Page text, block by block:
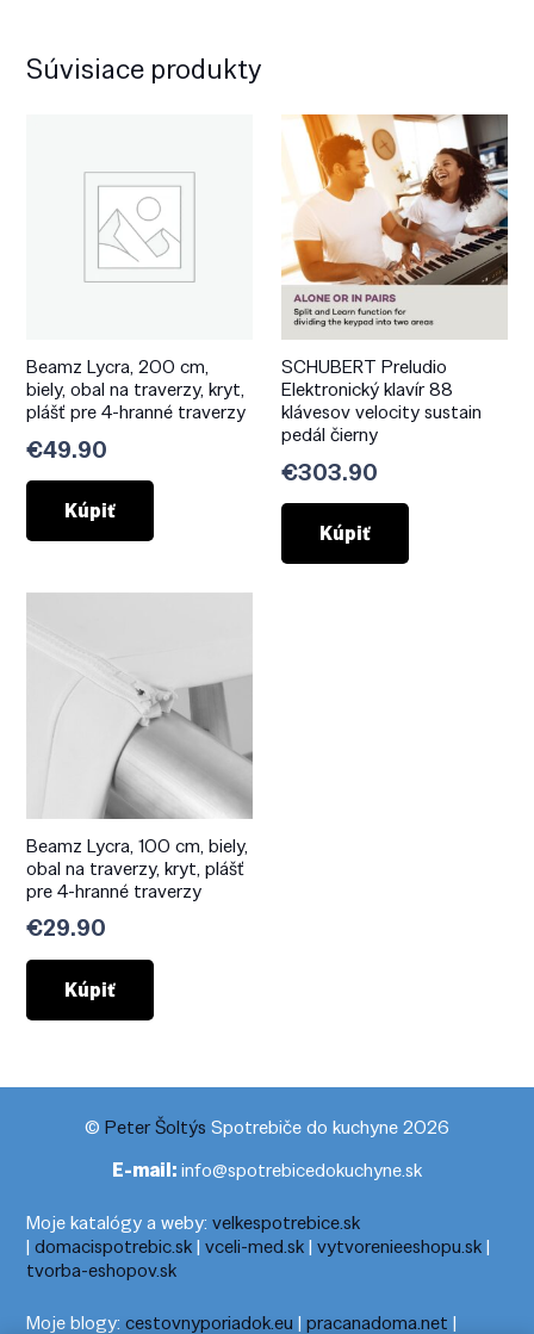
Súvisiace produkty
Beamz Lycra, 200 cm,
biely, obal na traverzy, kryt,
plášť pre 4-hranné traverzy
€49.90
Kúpiť
SCHUBERT Preludio
Elektronický klavír 88
klávesov velocity sustain
pedál čierny
€303.90
Kúpiť
Beamz Lycra, 100 cm, biely,
obal na traverzy, kryt, plášť
pre 4-hranné traverzy
€29.90
Kúpiť
© Peter Šoltýs Spotrebiče do kuchyne 2026
E-mail:info@spotrebicedokuchyne.sk
Moje katalógy a weby:velkespotrebice.sk
|domacispotrebic.sk|vceli-med.sk|vytvorenieeshopu.sk|
tvorba-eshopov.sk
Moje blogy:cestovnyporiadok.eu |pracanadoma.net |